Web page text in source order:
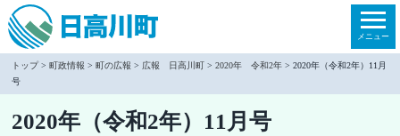
本
文
移
動
メニュー
トップ>町政情報 >町の広報 > 広報 日高川町 >2020年 令和2年 > 2020年（令和2年）11月
号
2020年（令和2年）11月号